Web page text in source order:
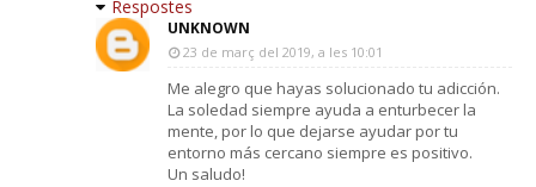
Respostes
UNKNOWN
23 de març del 2019, a les 10:01
Me alegro que hayas solucionado tu adicción.
La soledad siempre ayuda a enturbecer la
mente, por lo que dejarse ayudar por tu
entorno más cercano siempre es positivo.
Un saludo!